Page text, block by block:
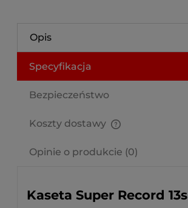
Opis
Specyfikacja
Bezpieczeństwo
Koszty dostawy
Opinie o produkcie (0)
Kaseta Super Record 13s